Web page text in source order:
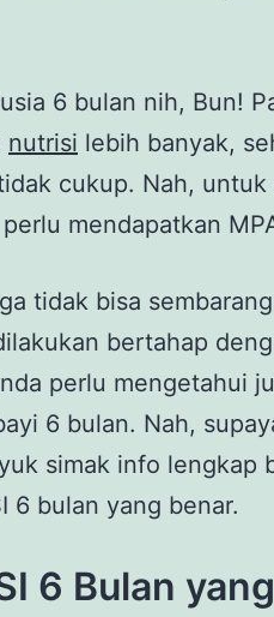
6 bulan nih, Bun!
nutrisi lebih banyak,
cukup. Nah,
mendapatkan
tidak bisa
bertahap
perlu mengetahui
6 bulan. Nah,
simak info lengkap
6 bulan yang benar.
6 Bulan